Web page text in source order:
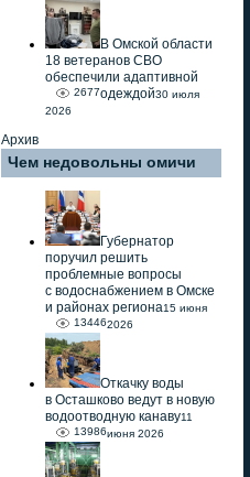
В Омской области
18 ветеранов СВО
обеспечили адаптивной
одеждой
2677
30 июля
2026
Архив
Чем недовольны омичи
Губернатор
поручил решить
проблемные вопросы
с водоснабжением в Омске
и районах региона
13446
15 июня
2026
Откачку воды
в Осташково ведут в новую
водоотводную канаву
13986
11
июня 2026